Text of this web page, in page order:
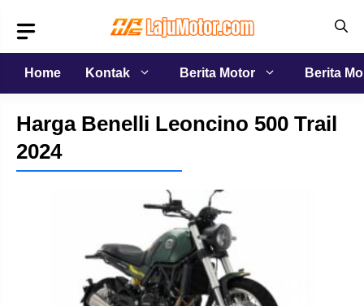
isi
Home
Kontak Berita Motor Berita
Harga Benelli Leoncino 500 Trail
2024